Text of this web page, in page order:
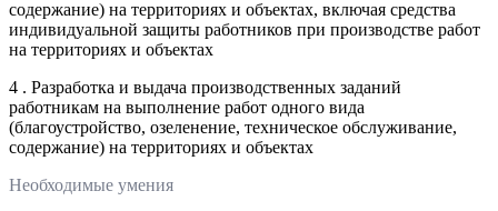
содержание) на территориях и объектах, включая средства
индивидуальной защиты работников при производстве работ
на территориях и объектах
4 . Разработка и выдача производственных заданий
работникам на выполнение работ одного вида
(благоустройство, озеленение, техническое обслуживание,
содержание) на территориях и объектах
Необходимые умения